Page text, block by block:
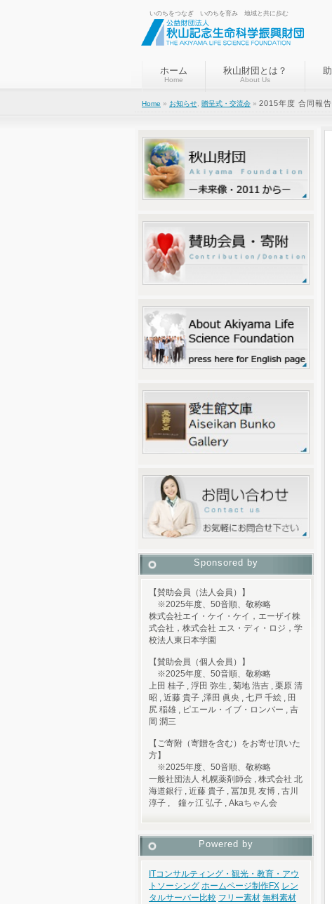
いのちをつなぎ いのちを育み 地域と共に歩む
ホーム
Home
秋山財団とは？
About Us
Home » お知らせ 贈呈式・交流会 » 2015年度 合同報
Sponsored by
【賛助会員（法人会員）】
※2025年度、50音順、敬称略
株式会社エイ・ケイ・ケイ，エーザイ株
式会社，株式会社 エス・ディ・ロジ，学
校法人東日本学園
【賛助会員（個人会員）】
※2025年度、50音順、敬称略
上田 桂子 , 浮田 弥生 , 菊地 浩吉 , 栗原 清
昭 , 近藤 貴子 ,澤田 眞央 , 七戸 千絵 , 田
尻 稲雄 , ピエール・イブ・ロンバー , 吉
岡 潤三
【ご寄附（寄贈を含む）をお寄せ頂いた
方】
※2025年度、50音順、敬称略
一般社団法人 札幌薬剤師会 , 株式会社 北
海道銀行 , 近藤 貴子 , 冨加見 友博 , 古川
淳子 , 鐘ヶ江 弘子 , Akaちゃん会
Powered by
ITコンサルティング・観光・教育・アウ
トソーシング ホームページ制作FX レン
タルサーバー比較 フリー素材 無料素材